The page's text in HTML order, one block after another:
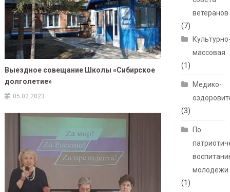
Выездное совещание Школы «Сибирское
долголетие»
05.02.2023
ветеранов
(7)
массовая
(1)
Медико-
(3)
По
молодежи
(1)